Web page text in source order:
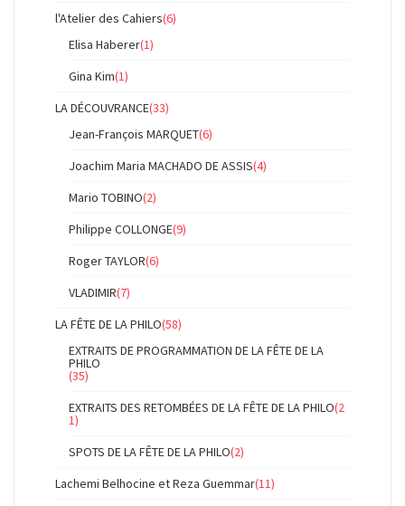
l'Atelier des Cahiers(6)
Elisa Haberer(1)
Gina Kim(1)
LA DÉCOUVRANCE(33)
Jean-François MARQUET(6)
Joachim Maria MACHADO DE ASSIS(4)
Mario TOBINO(2)
Philippe COLLONGE(9)
Roger TAYLOR(6)
VLADIMIR(7)
LA FÊTE DE LA PHILO(58)
EXTRAITS DE PROGRAMMATION DE LA FÊTE DE LA
PHILO
(35)
EXTRAITS DES RETOMBÉES DE LA FÊTE DE LA PHILO(2
1)
SPOTS DE LA FÊTE DE LA PHILO(2)
Lachemi Belhocine et Reza Guemmar(11)